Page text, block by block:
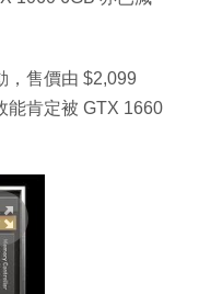
，售價由 $2,099
能肯定被 GTX 1660